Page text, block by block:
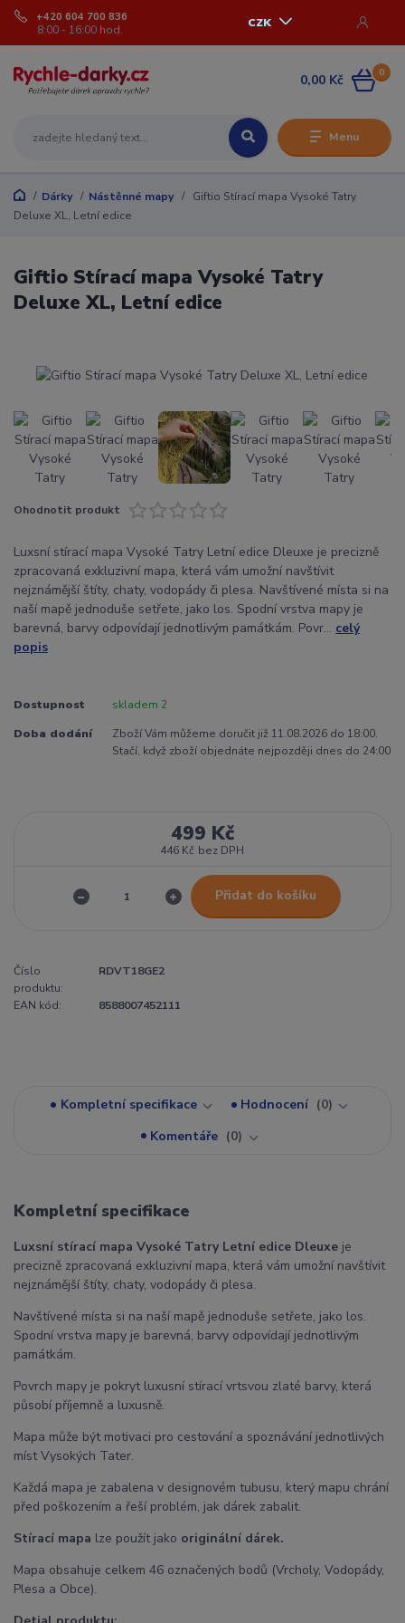
Menu
CZK
+420 604 700 836
8:00 - 16:00 hod.
0
0,00 Kč
Dárky Nástěnné mapy
Giftio Stírací mapa Vysoké Tatry
Deluxe XL, Letní edice
Giftio Stírací mapa Vysoké Tatry
Deluxe XL, Letní edice
Ohodnotit produkt
Luxsní stírací mapa Vysoké Tatry Letní edice Dleuxe je precizně
zpracovaná exkluzivní mapa, která vám umožní navštívit
nejznámější štíty, chaty, vodopády či plesa. Navštívené místa si na
naší mapě jednoduše setřete, jako los. Spodní vrstva mapy je
barevná, barvy odpovídají jednotlivým památkám. Povr... celý
popis
Dostupnost skladem 2
Doba dodání
Zboží Vám můžeme doručit již 11.08.2026 do 18:00.
Stačí, když zboží objednáte nejpozději dnes do 24:00
499 Kč
446 Kč bez DPH
Přidat do košíku
Číslo
produktu:
RDVT18GE2
EAN kód: 8588007452111
Kompletní specifikace Hodnocení
0
Komentáře
0
Kompletní specifikace
Luxsní stírací mapa Vysoké Tatry Letní edice Dleuxe je
precizně zpracovaná exkluzivní mapa, která vám umožní navštívit
nejznámější štíty, chaty, vodopády či plesa.
Navštívené místa si na naší mapě jednoduše setřete, jako los.
Spodní vrstva mapy je barevná, barvy odpovídají jednotlivým
památkám.
Povrch mapy je pokryt luxusní stírací vrtsvou zlaté barvy, která
působí příjemně a luxusně.
Mapa může být motivaci pro cestování a spoznávání jednotlivých
míst Vysokých Tater.
Každá mapa je zabalena v designovém tubusu, který mapu chrání
před poškozením a řeší problém, jak dárek zabalit.
Stírací mapa lze použít jako originální dárek.
Mapa obsahuje celkem 46 označených bodů (Vrcholy, Vodopády,
Plesa a Obce).